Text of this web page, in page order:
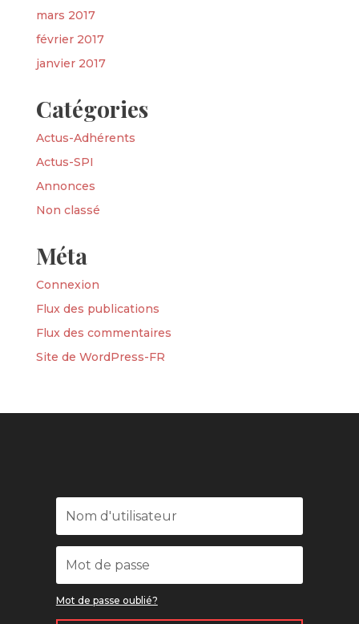
mars 2017
février 2017
janvier 2017
Catégories
Actus-Adhérents
Actus-SPI
Annonces
Non classé
Méta
Connexion
Flux des publications
Flux des commentaires
Site de WordPress-FR
Mot de passe oublié?